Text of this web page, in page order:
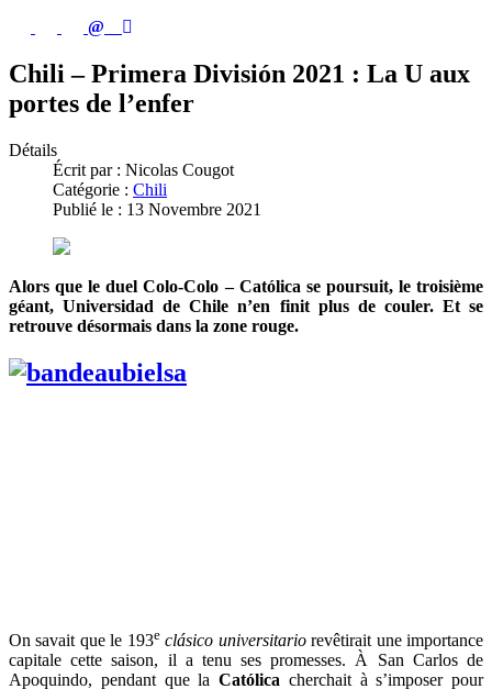
Chili – Primera División 2021 : La U aux
portes de l’enfer
Détails
Écrit par : Nicolas Cougot
Catégorie : Chili
Publié le : 13 Novembre 2021
Alors que le duel Colo-Colo – Católica se poursuit, le troisième
géant, Universidad de Chile n’en finit plus de couler. Et se
retrouve désormais dans la zone rouge.
On savait que le 193e clásico universitariorevêtirait une importance
capitale cette saison, il a tenu ses promesses. À San Carlos de
Apoquindo, pendant que la Católica cherchait à s’imposer pour